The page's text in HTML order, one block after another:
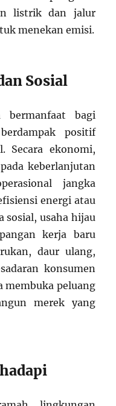
listrik dan jalur
menekan emisi.
Sosial
bagi
positif
Secara ekonomi,
keberlanjutan
jangka
energi atau
sosial, usaha hijau
kerja baru
daur ulang,
konsumen
membuka peluang
merek yang